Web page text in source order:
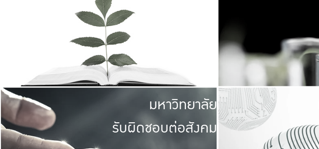
มหาวิทยาลัย
รับผิดชอบต่อสังคม